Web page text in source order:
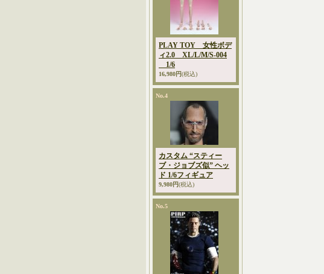
PLAY TOY 女性ボデ
ィ2.0 XL/L/M/S-004
1/6
16,980円(税込)
No.4
カスタム “スティー
ブ・ジョブズ似” ヘッ
ド 1/6フィギュア
9,980円(税込)
No.5